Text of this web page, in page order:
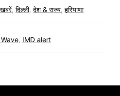
, दिल्ली, देश & राज्य, हरियाणा
, IMD alert